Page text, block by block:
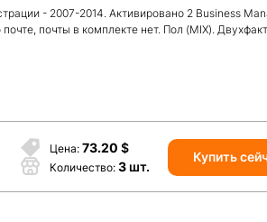
- 2007-2014. Активировано 2 Business
почты в комплекте нет. Пол (MIX).
Цена 73.20 $
Количество 3 шт.
Купить